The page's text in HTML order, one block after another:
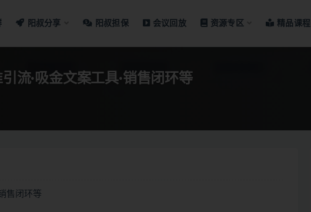
阳叔分享 阳叔担保 会议回放 资源专区 精品课程
流·吸金文案工具·销售闭环等
售闭环等